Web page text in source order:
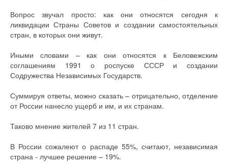
Вопрос звучал просто: как они относятся сегодня к
ликвидации Страны Советов и создании самостоятельных
стран, в которых они живут.
Иными словами – как они относятся к Беловежским
соглашениям 1991 о роспуске СССР и создании
Содружества Независимых Государств.
Суммируя ответы, можно сказать – отрицательно, отделение
от России нанесло ущерб и им, и их странам.
Таково мнение жителей 7 из 11 стран.
В России сожалеют о распаде 55%, считают, независимая
страна - лучшее решение – 19%.